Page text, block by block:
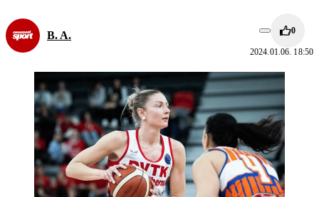
B. A. 0
2024.01.06. 18:50